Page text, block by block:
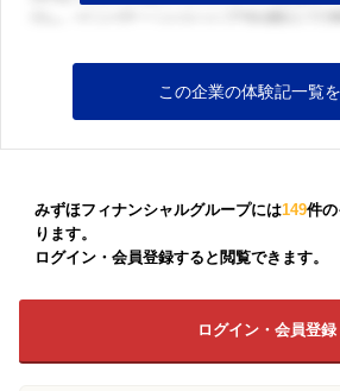
この企業の体験記一覧
みずほフィナンシャルグループには149件
ります。
ログイン・会員登録すると閲覧できます。
ログイン・会員登録